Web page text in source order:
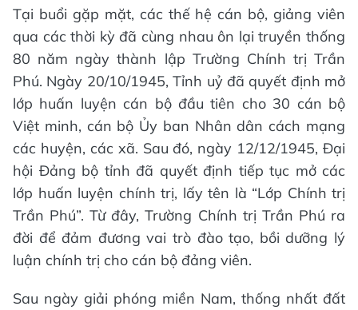
Tại buổi gặp mặt, các thế hệ cán bộ, giảng viên
qua các thời kỳ đã cùng nhau ôn lại truyền thống
80 năm ngày thành lập Trường Chính trị Trần
Phú. Ngày 20/10/1945, Tỉnh uỷ đã quyết định mở
lớp huấn luyện cán bộ đầu tiên cho 30 cán bộ
Việt minh, cán bộ Ủy ban Nhân dân cách mạng
các huyện, các xã. Sau đó, ngày 12/12/1945, Đại
hội Đảng bộ tỉnh đã quyết định tiếp tục mở các
lớp huấn luyện chính trị, lấy tên là “Lớp Chính trị
Trần Phú”. Từ đây, Trường Chính trị Trần Phú ra
đời để đảm đương vai trò đào tạo, bồi dưỡng lý
luận chính trị cho cán bộ đảng viên.
Sau ngày giải phóng miền Nam, thống nhất đất